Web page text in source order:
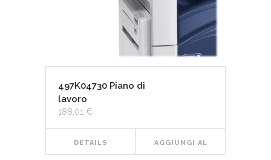
497K04730 Piano di
lavoro
188,01 €
DETAILS AGGIUNGI AL